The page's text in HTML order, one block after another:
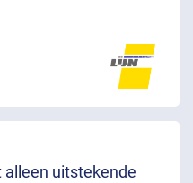
alleen uitstekende